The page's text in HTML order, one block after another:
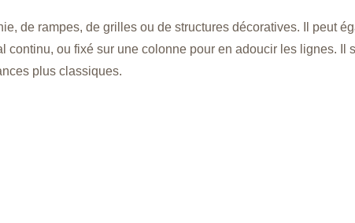
de rampes, de grilles ou de structures décoratives. Il peut
continu, ou fixé sur une colonne pour en adoucir les lignes. Il
plus classiques.